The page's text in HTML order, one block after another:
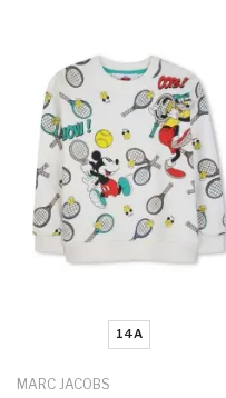
14A
MARC JACOBS